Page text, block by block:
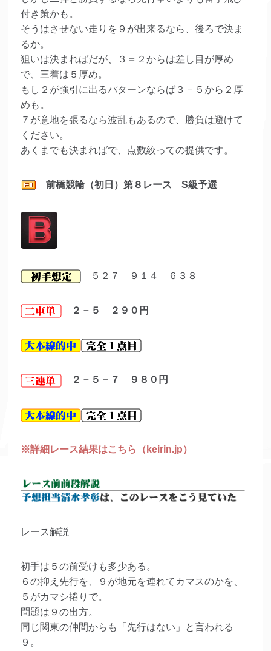
付き策かも。
そうはさせない走りを９が出来るなら、後ろで決ま
るか。
狙いは決まればだが、３＝２からは差し目が厚め
で、三着は５厚め。
もし２が強引に出るパターンならば３－５から２厚
めも。
７が意地を張るなら波乱もあるので、勝負は避けて
ください。
あくまでも決まればで、点数絞っての提供です。
前橋競輪（初日）第８レース S級予選
５２７ ９１４ ６３８
２－５ ２９０ 円
２－５－７ ９８０ 円
※詳細レース結果はこちら（keirin.jp）
レース解説
初手は５の前受けも多少ある。
６の抑え先行を、９が地元を連れてカマスのかを、
５がカマシ捲りで。
問題は９の出方。
同じ関東の仲間からも「先行はない」と言われる
９。